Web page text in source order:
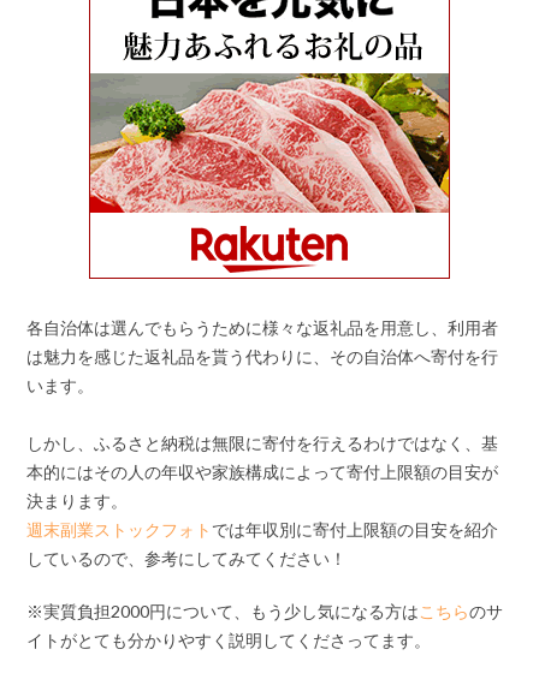
各自治体は選んでもらうために様々な返礼品を用意し、利用者
は魅力を感じた返礼品を貰う代わりに、その自治体へ寄付を行
います。
しかし、ふるさと納税は無限に寄付を行えるわけではなく、基
本的にはその人の年収や家族構成によって寄付上限額の目安が
決まります。
週末副業ストックフォト では年収別に寄付上限額の目安を紹介
しているので、参考にしてみてください！
※実質負担2000円について、もう少し気になる方はこちらのサ
イトがとても分かりやすく説明してくださってます。